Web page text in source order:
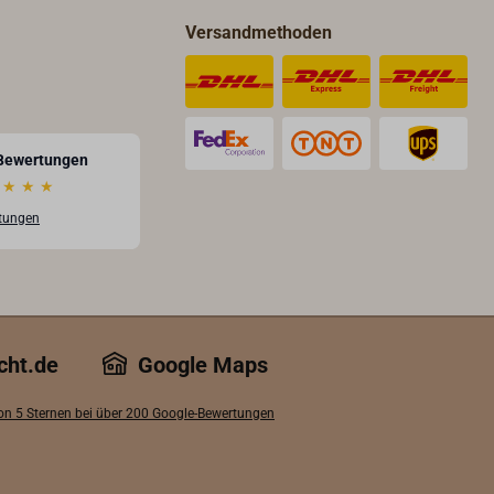
★ ★ ★
Versandmethoden
Google Maps
5 Sternen bei über 200 Google-Bewertungen